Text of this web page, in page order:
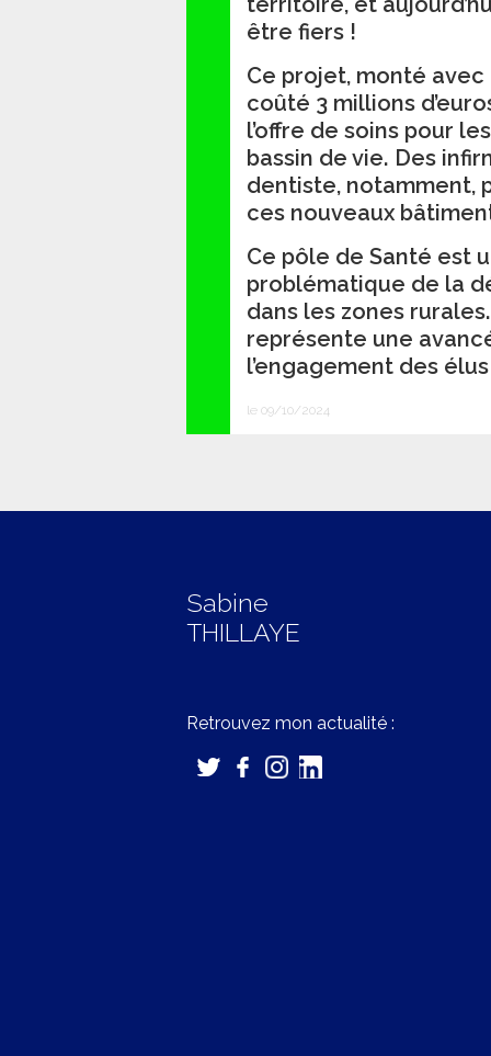
être fiers !
Ce projet, monté
coûté 3 millions
l’offre de soins pour
bassin de vie. Des
dentiste, notamment,
ces nouveaux
Ce pôle de Santé est
problématique de la
dans les zones
représente une
l’engagement des
le 09/10/2024
Sabine
THILLAYE
Retrouvez mon actualité :